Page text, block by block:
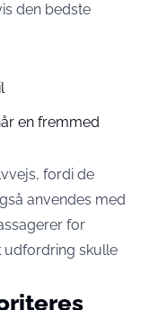
den bedste
en fremmed
fordi de
anvendes med
for
udfordring skulle